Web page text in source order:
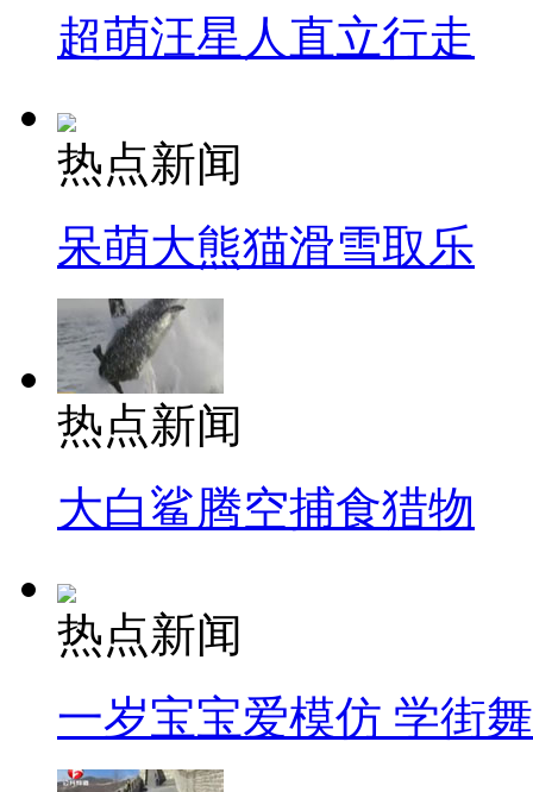
超萌汪星人直立行走
热点新闻
呆萌大熊猫滑雪取乐
热点新闻
大白鲨腾空捕食猎物
热点新闻
一岁宝宝爱模仿 学街